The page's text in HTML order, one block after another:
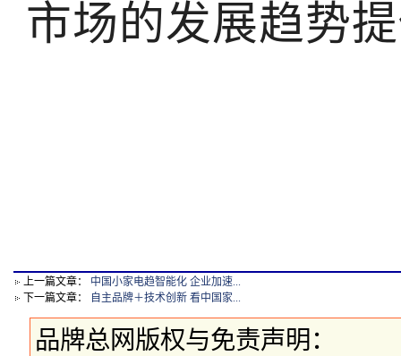
市场的发展趋势
上一篇文章： 中国小家电趋智能化 企业加速...
下一篇文章：
自主品牌＋技术创新 看中国家...
品牌总网版权与免责声明：